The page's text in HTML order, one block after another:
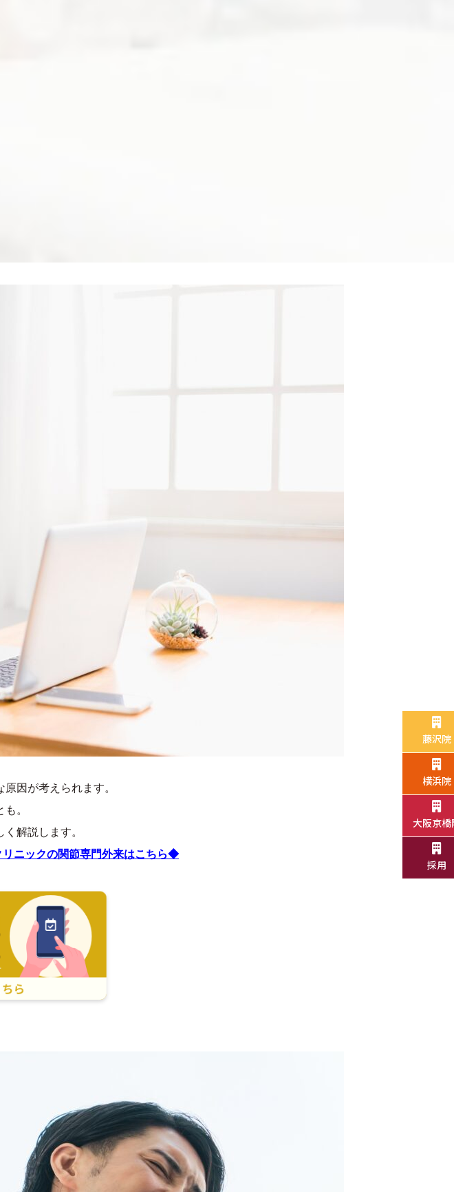
藤沢院
横浜院
大阪京橋
採用
因が考えられます。
。
解説します。
ニックの関節専門外来はこちら◆